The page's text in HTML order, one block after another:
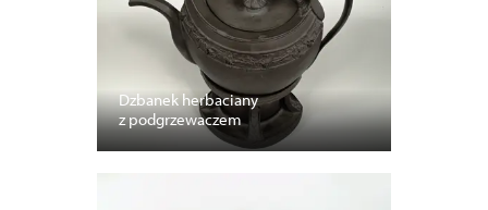
Dzbanek herbaciany
z podgrzewaczem